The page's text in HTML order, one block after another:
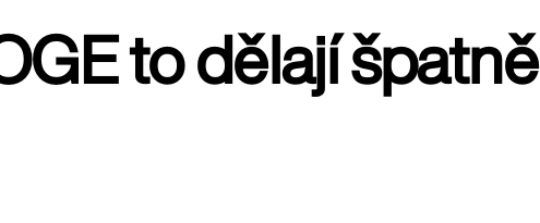
to dělají špatně